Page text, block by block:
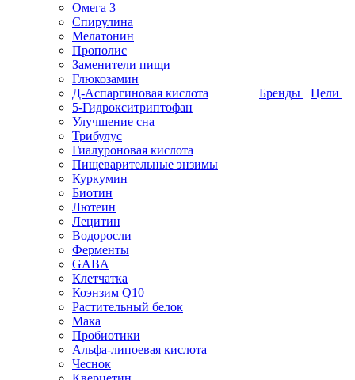
Омега 3
Спирулина
Мелатонин
Прополис
Заменители пищи
Глюкозамин
Д-Аспаргиновая кислота
5-Гидрокситриптофан
Улучшение сна
Трибулус
Гиалуроновая кислота
Пищеварительные энзимы
Куркумин
Биотин
Лютеин
Лецитин
Водоросли
Ферменты
GABA
Клетчатка
Коэнзим Q10
Растительный белок
Мака
Пробиотики
Альфа-липоевая кислота
Чеснок
Бренды Цели